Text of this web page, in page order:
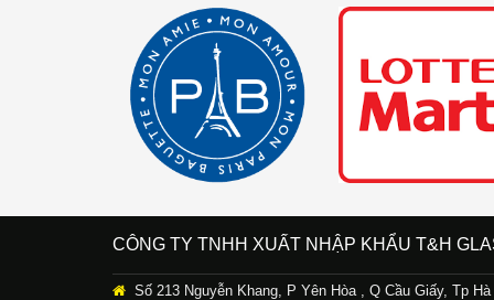
CÔNG TY TNHH XUẤT NHẬP KHẨU T&H
Số 213 Nguyễn Khang, P Yên Hòa , Q Cầu Giấy, Tp Hà